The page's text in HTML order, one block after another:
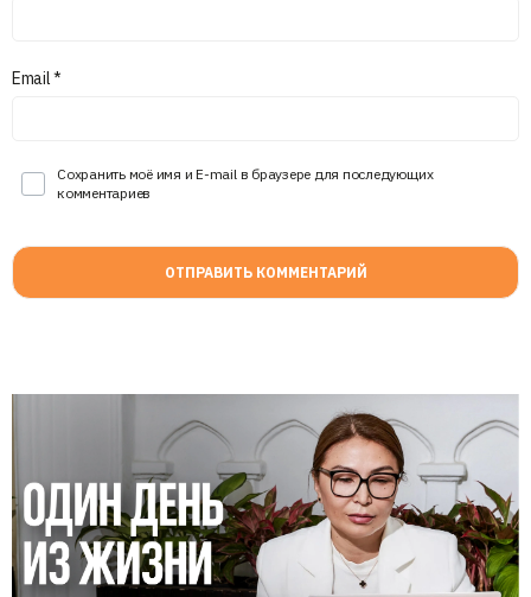
Email*
Сохранить моё имя и E-mail в браузере для последующих
комментариев